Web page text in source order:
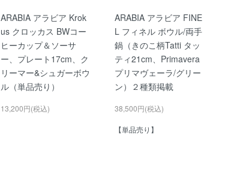
ARABIA アラビア Krok
us クロッカス BWコー
ヒーカップ＆ソーサ
ー、プレート17cm、ク
リーマー&シュガーボウ
ル（単品売り）
13,200円(税込)
ARABIA アラビア FINE
L フィネル ボウル/両手
鍋（きのこ柄Tatti タッ
ティ21cm、Primavera
プリマヴェーラ/グリー
ン）２種類掲載
38,500円(税込)
【単品売り】